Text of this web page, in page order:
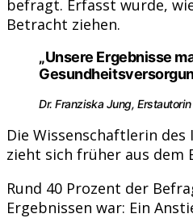
befragt. Erfasst wurde,
Betracht ziehen.
„Unsere Ergebnisse
Dr. Franziska Jung,
Die Wissenschaftlerin
zieht sich früher aus dem
Rund 40 Prozent der
Ergebnissen war: Ein